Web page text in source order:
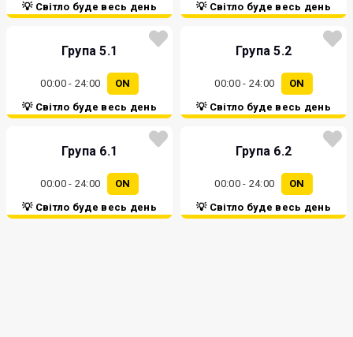
💡 Світло буде весь день
💡 Світло буде весь день
Група 5.1
00:00 - 24:00
ON
💡 Світло буде весь день
Група 5.2
00:00 - 24:00
ON
💡 Світло буде весь день
Група 6.1
00:00 - 24:00
ON
💡 Світло буде весь день
Група 6.2
00:00 - 24:00
ON
💡 Світло буде весь день